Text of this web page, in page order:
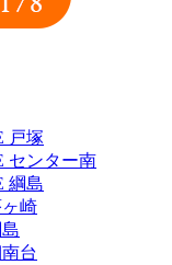
戸塚
センター南
綱島
崎
台